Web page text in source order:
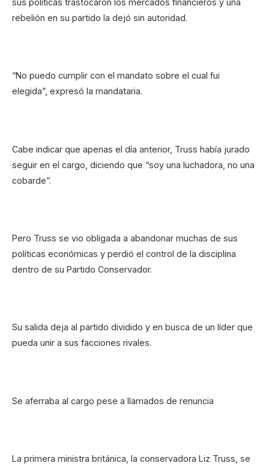
rebelión en su partido la dejó sin autoridad.
“No puedo cumplir con el mandato sobre el cual fui
elegida”, expresó la mandataria.
Cabe indicar que apenas el día anterior, Truss había jurado
seguir en el cargo, diciendo que “soy una luchadora, no una
cobarde”.
Pero Truss se vio obligada a abandonar muchas de sus
políticas económicas y perdió el control de la disciplina
dentro de su Partido Conservador.
Su salida deja al partido dividido y en busca de un líder que
pueda unir a sus facciones rivales.
Se aferraba al cargo pese a llamados de renuncia
La primera ministra británica, la conservadora Liz Truss, se